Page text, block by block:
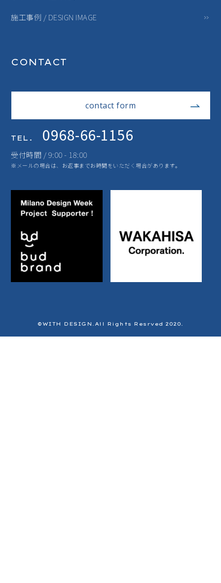
施工事例 / DESIGN IMAGE
CONTACT
contact form
TEL. 0968-66-1156
受付時間 / 9:00 - 18:00
※メールの場合は、お返事までお時間をいただく場合があります。
©️WITH DESIGN.All Rights Resrved 2020.